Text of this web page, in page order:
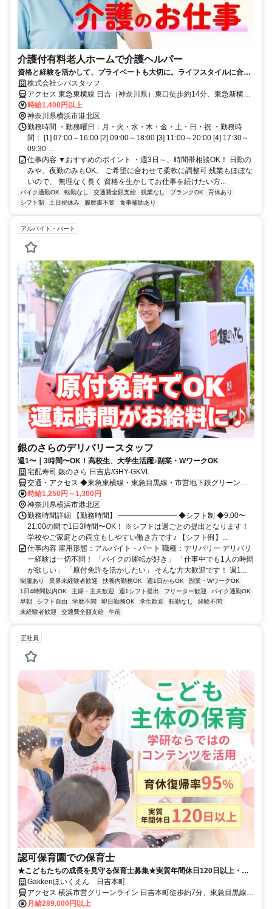
介護付有料老人ホームで介護ヘルパー
資格と経験を活かして、プライベートも大切に。ライフスタイルに合わ
せた働き方が可能です
株式会社シバスタッフ
アクセス 東急東横線 日吉（神奈川県）東口徒歩約14分、東急新横浜
線 日吉（神奈川県）東口徒歩約14分、横浜市営グリーンライン 日吉
（神奈川県）1番口徒歩約15分
時給1,400円以上
神奈川県横浜市港北区
勤務時間 ・勤務曜日：月・火・水・木・金・土・日・祝 ・勤務時
間： [1] 07:00～16:00 [2] 09:00～18:00 [3] 11:00～20:00 [4] 17:30～
09:30 ...
仕事内容 ▼おすすめのポイント ・週3日～、時間帯相談OK！ 日勤の
みや、夜勤のみもOK。 ご希望に合わせて柔軟に調整可 残業もほぼな
いので、 無理なく長く 資格を生かしてお仕事を続けたい方...
バイク通勤OK 転勤なし 交通費全額支給 残業なし ブランクOK
育休あり
シフト制
土日祝休み 履歴書不要 食事補助あり
アルバイト・パート
銀のさらのデリバリースタッフ
週1〜｜3時間〜OK！高校生、大学生活躍♪副業・WワークOK
宅配寿司 銀のさら 日吉店/GHY-GKVL
交通・アクセス ◆東急東横線・東急目黒線・市営地下鉄グリーンラ
イン 日吉駅 徒歩15分 ◆東急東横線 綱島駅 徒歩15分
時給1,250円～1,300円
神奈川県横浜市港北区
勤務時間詳細 【勤務時間】 ━━━━━━━━ ◆シフト制 ◆9:00〜
21:00の間で1日3時間〜OK！ ※シフトは週ごとの提出となります！
学校やご家庭との両立もしやすい働き方です♪ 【シフト例】...
仕事内容 雇用形態：アルバイト・パート 職種：デリバリー デリバリ
ー経験は一切不問！ 「バイクの運転が好き」 「仕事中でも1人の時間
が欲しい」 「原付免許を活かしたい」 そんな方大歓迎です！ 週1...
制服あり 業界未経験者歓迎 扶養内勤務OK 週1日からOK
副業・WワークOK
1日4時間以内OK
主婦・主夫歓迎 週1シフト提出 フリーター歓迎
バイク通勤OK
早朝
シフト自由 学歴不問 即日勤務OK 学生歓迎 転勤なし
経験不問
未経験者歓迎
交通費全額支給 午前
正社員
認可保育園での保育士
★こどもたちの成長を見守る保育士募集★実質年間休日120日以上・育
休復帰率95%！学研グループの保育園で、一人ひとりに寄り添う保育を
実践できます♪あなたの細やかな気配りが未来を育む保育士のお仕事で
す！
Gakkenほいくえん 日吉本町
アクセス 横浜市営グリーンライン 日吉本町徒歩約7分、東急目黒線
日吉（神奈川県）西口徒歩約15分、東急東横線 日吉（神奈川県）西
月給289,000円以上